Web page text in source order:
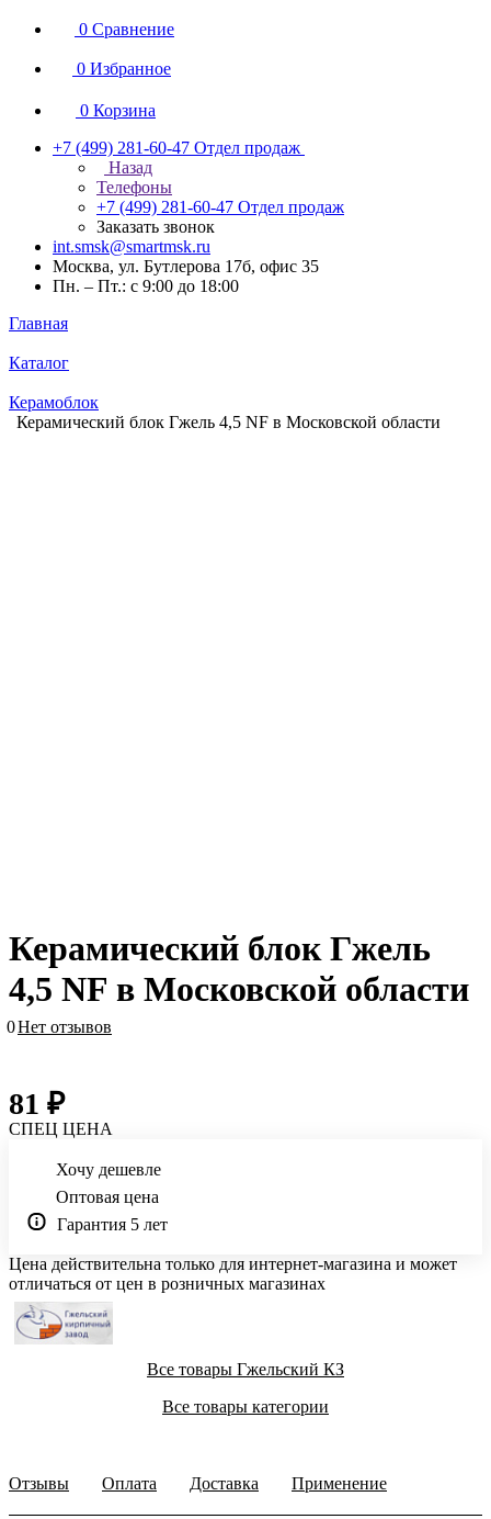
0 Сравнение
0 Избранное
0 Корзина
+7 (499) 281-60-47 Отдел продаж
Назад
Телефоны
+7 (499) 281-60-47 Отдел продаж
Заказать звонок
int.smsk@smartmsk.ru
Москва, ул. Бутлерова 17б, офис 35
Пн. – Пт.: с 9:00 до 18:00
Главная
Каталог
Керамоблок
Керамический блок Гжель 4,5 NF в Московской области
Керамический блок Гжель
4,5 NF в Московской области
0Нет отзывов
81 ₽
СПЕЦ ЦЕНА
Хочу дешевле
Оптовая цена
Гарантия 5 лет
Цена действительна только для интернет-магазина и может
отличаться от цен в розничных магазинах
Все товары Гжельский КЗ
Все товары категории
Отзывы Оплата Доставка Применение